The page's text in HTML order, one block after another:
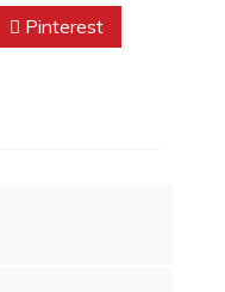
Pinterest